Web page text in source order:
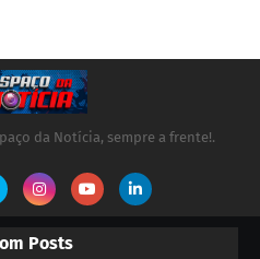
da Notícia, sempre a frente!.
Posts